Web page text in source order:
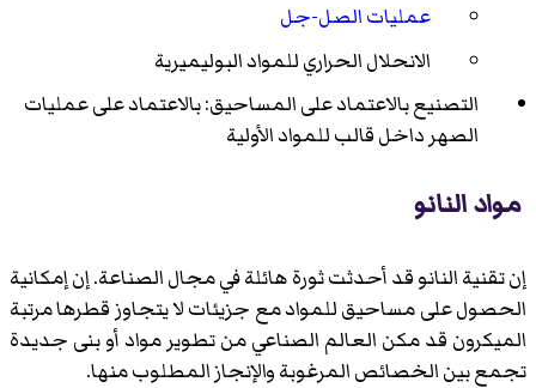
عمليات الصل-جل
الانحلال الحراري للمواد البوليميرية
التصنيع بالاعتماد على المساحيق: بالاعتماد على عمليات
الصهر داخل قالب للمواد الأولية
مواد النانو
إن تقنية النانو قد أحدثت ثورة هائلة في مجال الصناعة. إن إمكانية
الحصول على مساحيق للمواد مع جزيئات لا يتجاوز قطرها مرتبة
الميكرون قد مكن العالم الصناعي من تطوير مواد أو بنى جديدة
تجمع بين الخصائص المرغوبة والإنجاز المطلوب منها.